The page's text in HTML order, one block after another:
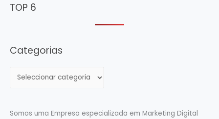
TOP 6
Categorias
a
e
Somos uma Empresa especializada em Marketing Digital